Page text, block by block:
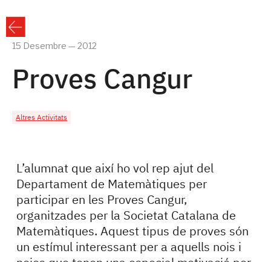
15 Desembre — 2012
Proves Cangur
Altres Activitats
L’alumnat que així ho vol rep ajut del
Departament de Matemàtiques per
participar en les Proves Cangur,
organitzades per la Societat Catalana de
Matemàtiques. Aquest tipus de proves són
un estímul interessant per a aquells nois i